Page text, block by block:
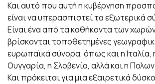
Και αυτό που αυτή η κυβέρνηση
είναι να υπερασπιστεί τα εξωτερικά
Είναι ένα από τα καθήκοντα των
βρίσκονται τοποθετημένες
ευρωπαϊκά σύνορα, όπως και η Ιταλία,
Ουγγαρία, η Σλοβενία, αλλά και η
Και πρόκειται για μια εξαιρετικά